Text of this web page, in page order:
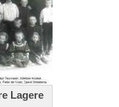
Lagere